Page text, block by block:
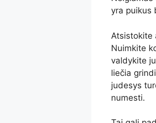
yra puikus
Atsistokite
Nuimkite
valdykite
liečia
judesys
numesti.